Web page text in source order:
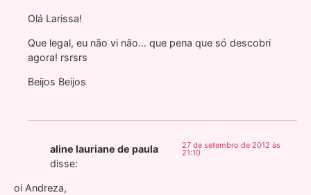
Olá Larissa!
Que legal, eu não vi não… que pena que só descobri
agora! rsrsrs
Beijos Beijos
aline lauriane de paula
disse:
27 de setembro de 2012 às
21:10
oi Andreza,